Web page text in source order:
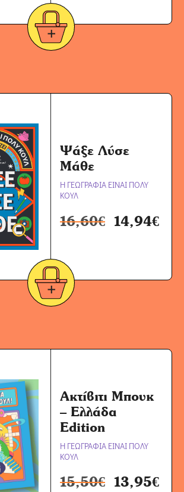
Ψάξε Λύσε
Μάθε
Η ΓΕΩΓΡΑΦΙΑ ΕΙΝΑΙ ΠΟΛΥ
ΚΟΥΛ
16,60€ 14,94€
Ακτίβιτι Μπουκ
– Ελλάδα
Edition
Η ΓΕΩΓΡΑΦΙΑ ΕΙΝΑΙ ΠΟΛΥ
ΚΟΥΛ
15,50€ 13,95€